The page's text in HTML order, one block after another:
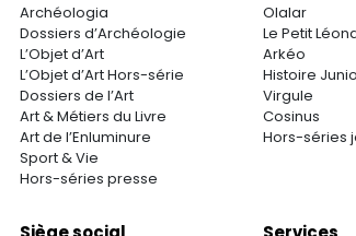
Archéologia
Dossiers d’Archéologie
L’Objet d’Art
L’Objet d’Art Hors-série
Dossiers de l’Art
Art & Métiers du Livre
Art de l’Enluminure
Sport & Vie
Hors-séries presse
Olalar
Le Petit
Arkéo
Histoire
Virgule
Cosinus
Hors-séries